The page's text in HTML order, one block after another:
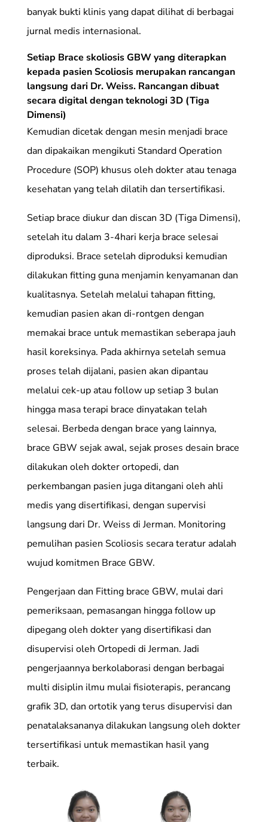
banyak bukti klinis yang dapat dilihat di berbagai
jurnal medis internasional.
Setiap Brace skoliosis GBW yang diterapkan
kepada pasien Scoliosis merupakan rancangan
langsung dari Dr. Weiss. Rancangan dibuat
secara digital dengan teknologi 3D (Tiga
Dimensi)
Kemudian dicetak dengan mesin menjadi brace
dan dipakaikan mengikuti Standard Operation
Procedure (SOP) khusus oleh dokter atau tenaga
kesehatan yang telah dilatih dan tersertifikasi.
Setiap brace diukur dan discan 3D (Tiga Dimensi),
setelah itu dalam 3-4hari kerja brace selesai
diproduksi. Brace setelah diproduksi kemudian
dilakukan fitting guna menjamin kenyamanan dan
kualitasnya. Setelah melalui tahapan fitting,
kemudian pasien akan di-rontgen dengan
memakai brace untuk memastikan seberapa jauh
hasil koreksinya. Pada akhirnya setelah semua
proses telah dijalani, pasien akan dipantau
melalui cek-up atau follow up setiap 3 bulan
hingga masa terapi brace dinyatakan telah
selesai. Berbeda dengan brace yang lainnya,
brace GBW sejak awal, sejak proses desain brace
dilakukan oleh dokter ortopedi, dan
perkembangan pasien juga ditangani oleh ahli
medis yang disertifikasi, dengan supervisi
langsung dari Dr. Weiss di Jerman. Monitoring
pemulihan pasien Scoliosis secara teratur adalah
wujud komitmen Brace GBW.
Pengerjaan dan Fitting brace GBW, mulai dari
pemeriksaan, pemasangan hingga follow up
dipegang oleh dokter yang disertifikasi dan
disupervisi oleh Ortopedi di Jerman. Jadi
pengerjaannya berkolaborasi dengan berbagai
multi disiplin ilmu mulai fisioterapis, perancang
grafik 3D, dan ortotik yang terus disupervisi dan
penatalaksananya dilakukan langsung oleh dokter
tersertifikasi untuk memastikan hasil yang
terbaik.